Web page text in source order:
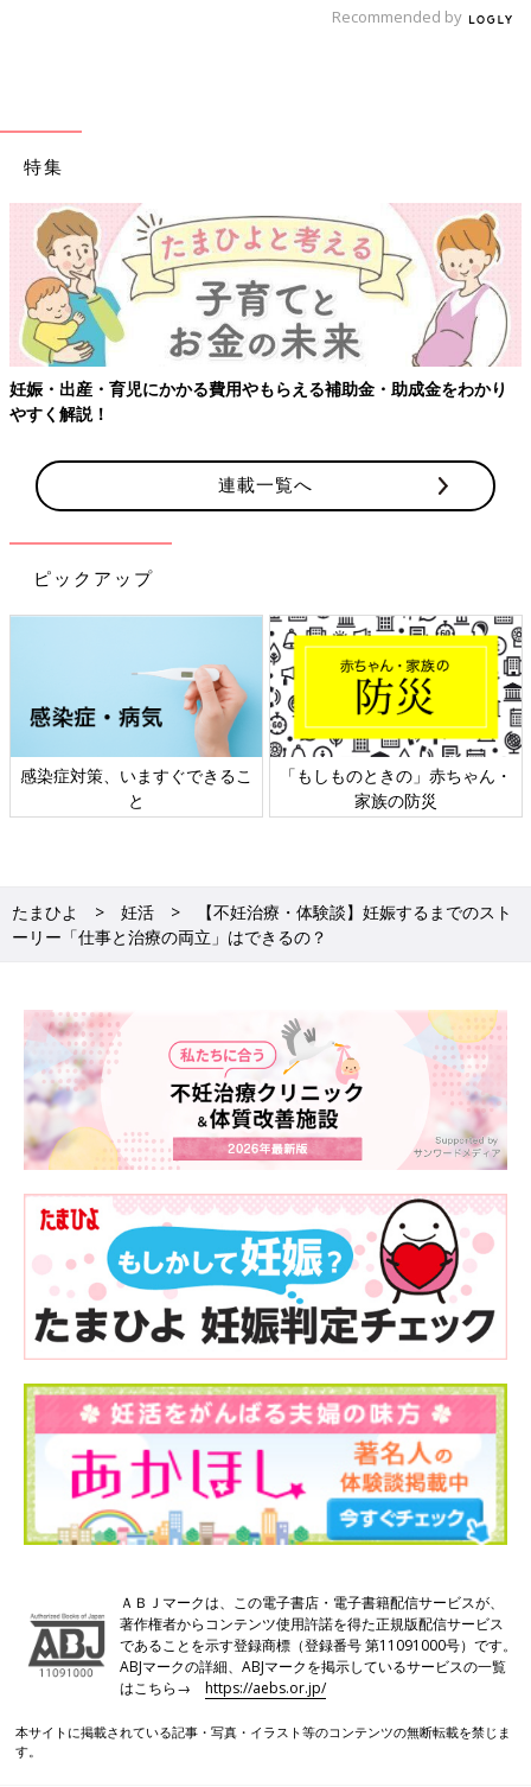
Recommended by
特集
妊娠・出産・育児にかかる費用やもらえる補助金・助成金をわかり
やすく解説！
連載一覧へ
ピックアップ
感染症対策、いますぐできるこ
と
「もしものときの」赤ちゃん・
家族の防災
たまひよ 妊活
【不妊治療・体験談】妊娠するまでのスト
ーリー「仕事と治療の両立」はできるの？
ＡＢＪマークは、この電子書店・電子書籍配信サービスが、
著作権者からコンテンツ使用許諾を得た正規版配信サービス
であることを示す登録商標（登録番号 第11091000号）です。
ABJマークの詳細、ABJマークを掲示しているサービスの一覧
はこちら→https://aebs.or.jp/
本サイトに掲載されている記事・写真・イラスト等のコンテンツの無断転載を禁じま
す。